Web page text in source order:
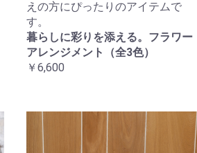
えの方にぴったりのアイテムで
す。
暮らしに彩りを添える。フラワー
アレンジメント（全3色）
￥6,600